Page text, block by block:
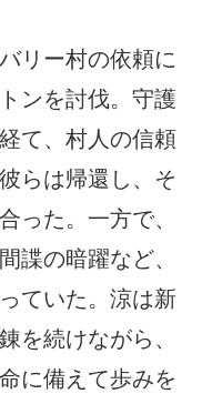
リー村の依頼に
ンを討伐。守護
て、村人の信頼
らは帰還し、そ
った。一方で、
諜の暗躍など、
ていた。涼は新
を続けながら、
に備えて歩みを